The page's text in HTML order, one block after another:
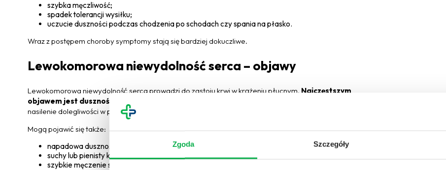
Zgoda Szczegóły
szybka męczliwość;
spadek tolerancji wysiłku;
uczucie duszności podczas chodzenia po schodach czy spania na płasko.
Wraz z postępem choroby symptomy stają się bardziej dokuczliwe.
Lewokomorowa niewydolność serca – objawy
Lewokomorowa niewydolność serca prowadzi do zastoju krwi w krążeniu płucnym. Najczęstszym
objawem jest duszność
nasilenie dolegliwości w pozycji leżącej, co zmusza pacjenta do spania z uniesioną górną częścią ciała.
Mogą pojawić się także:
napadowa duszność nocna;
suchy lub pienisty kaszel;
szybkie męczenie się przy codziennych czynnościach.